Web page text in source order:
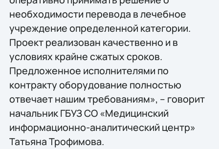
необходимости перевода в лечебное
учреждение определенной категории.
Проект реализован качественно и в
условиях крайне сжатых сроков.
Предложенное исполнителями по
контракту оборудование полностью
отвечает нашим требованиям», – говорит
начальник ГБУЗ СО «Медицинский
информационно-аналитический центр»
Татьяна Трофимова.